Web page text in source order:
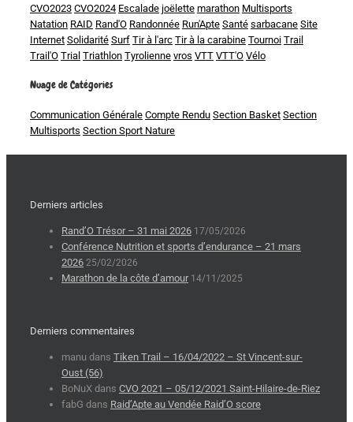
CVO2023 CVO2024 Escalade joëlette marathon Multisports
Natation RAID Rand'O Randonnée Run'Apte Santé sarbacane Site
Internet Solidarité Surf Tir à l'arc Tir à la carabine Tournoi Trail
Trail'O Trial Triathlon Tyrolienne vros VTT VTT'O Vélo
Nuage de Catégories
Communication Générale Compte Rendu Section Basket Section
Multisports Section Sport Nature
Derniers articles
Rand’O Trésor – 31 mai 2026 17/05/2026
Conférence Nutrition et sports d’endurance – 21 mars
2026 25/02/2026
Marathon de la côte d’amour 14/11/2025
Derniers commentaires
manu dans Tiken Trail – 16/04/2022 – St Vincent-sur-
Oust (56)
BoNuX dans CVO 2021 – 05/12/2021 Saint-Hilaire-de-Riez
fabG dans Raid’Apte au Vendée Raid’O score